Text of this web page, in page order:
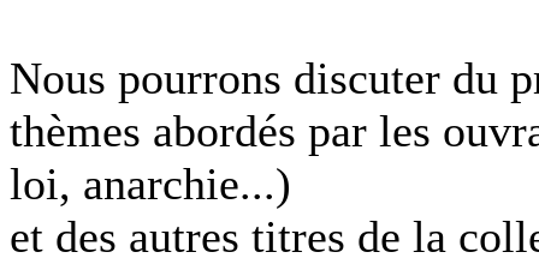
Nous pourrons discuter du
thèmes abordés par les
loi, anarchie...)
et des autres titres de la